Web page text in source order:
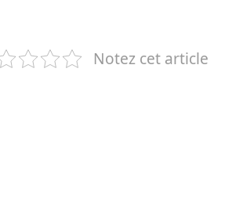
Notez cet article